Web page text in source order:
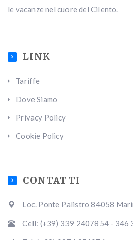
le vacanze nel cuore del Cilento.
LINK
Tariffe
Dove Siamo
Privacy Policy
Cookie Policy
CONTATTI
Loc. Ponte Palistro 84058
Cell: (+39) 339 2407854 - 346